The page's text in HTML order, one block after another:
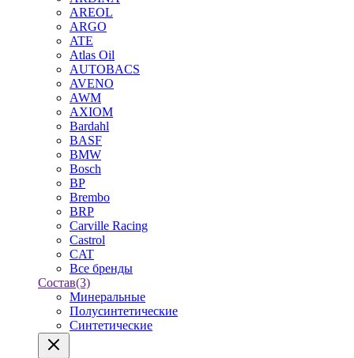
AREOL
ARGO
ATE
Atlas Oil
AUTOBACS
AVENO
AWM
AXIOM
Bardahl
BASF
BMW
Bosch
BP
Brembo
BRP
Carville Racing
Castrol
CAT
Все бренды
Состав(3)
Минеральные
Полусинтетические
Синтетические